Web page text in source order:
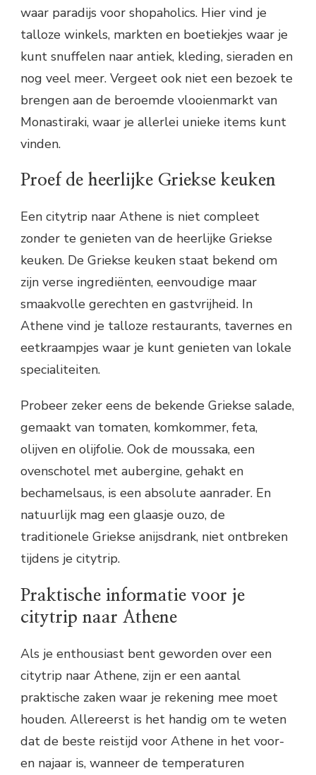
waar paradijs voor shopaholics. Hier vind je
talloze winkels, markten en boetiekjes waar je
kunt snuffelen naar antiek, kleding, sieraden en
nog veel meer. Vergeet ook niet een bezoek te
brengen aan de beroemde vlooienmarkt van
Monastiraki, waar je allerlei unieke items kunt
vinden.
Proef de heerlijke Griekse keuken
Een citytrip naar Athene is niet compleet
zonder te genieten van de heerlijke Griekse
keuken. De Griekse keuken staat bekend om
zijn verse ingrediënten, eenvoudige maar
smaakvolle gerechten en gastvrijheid. In
Athene vind je talloze restaurants, tavernes en
eetkraampjes waar je kunt genieten van lokale
specialiteiten.
Probeer zeker eens de bekende Griekse salade,
gemaakt van tomaten, komkommer, feta,
olijven en olijfolie. Ook de moussaka, een
ovenschotel met aubergine, gehakt en
bechamelsaus, is een absolute aanrader. En
natuurlijk mag een glaasje ouzo, de
traditionele Griekse anijsdrank, niet ontbreken
tijdens je citytrip.
Praktische informatie voor je
citytrip naar Athene
Als je enthousiast bent geworden over een
citytrip naar Athene, zijn er een aantal
praktische zaken waar je rekening mee moet
houden. Allereerst is het handig om te weten
dat de beste reistijd voor Athene in het voor-
en najaar is, wanneer de temperaturen